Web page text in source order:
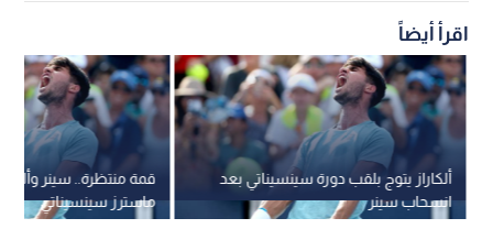
اقرأ أيضاً
قمة منتظرة.. سينر
ماسترز سينسيناتي
ألكاراز يتوج بلقب دورة سينسيناتي بعد
انسحاب سينر